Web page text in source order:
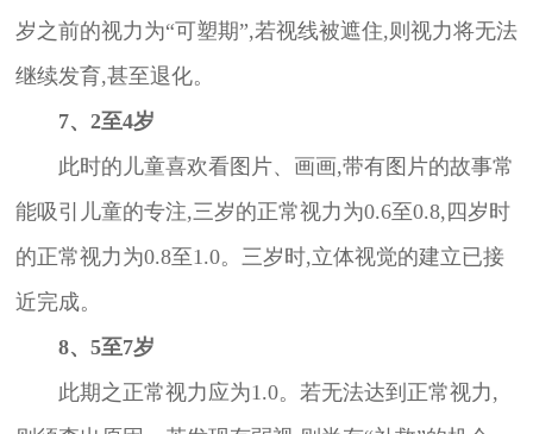
岁之前的视力为“可塑期”,若视线被遮住,则视力将无法
继续发育,甚至退化。
7、2至4岁
此时的儿童喜欢看图片、画画,带有图片的故事常
能吸引儿童的专注,三岁的正常视力为0.6至0.8,四岁时
的正常视力为0.8至1.0。三岁时,立体视觉的建立已接
近完成。
8、5至7岁
此期之正常视力应为1.0。若无法达到正常视力,